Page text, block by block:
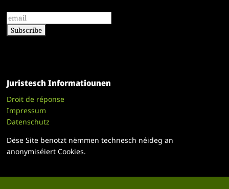
Juristesch Informatiounen
Droit de réponse
Impressum
Datenschutz
Dëse Site benotzt nëmmen technesch néideg an
anonymiséiert Cookies.